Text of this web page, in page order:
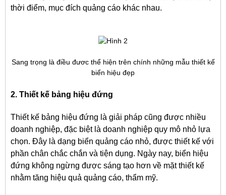
thời điểm, mục đích quảng cáo khác nhau.
Sang trọng là điều đươc thể hiện trên chính những mẫu thiết kế
biển hiệu đẹp
2. Thiết kế bảng hiệu đứng
Thiết kế bảng hiệu đứng là giải pháp cũng được nhiều
doanh nghiệp, đặc biệt là doanh nghiệp quy mô nhỏ lựa
chọn. Đây là dạng biển quảng cáo nhỏ, được thiết kế với
phần chân chắc chắn và tiện dụng. Ngày nay, biển hiệu
đứng không ngừng được sáng tạo hơn về mặt thiết kế
nhằm tăng hiệu quả quảng cáo, thẩm mỹ.